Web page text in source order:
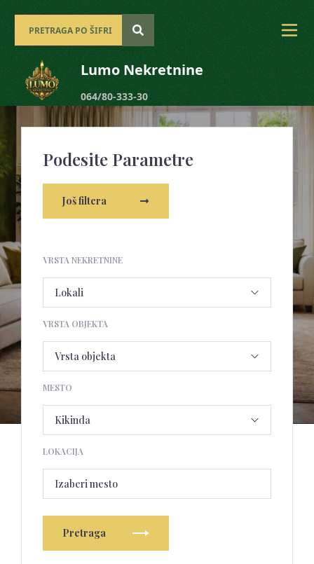
Lumo Nekretnine
064/80-333-30
Podesite Parametre
Još filtera
VRSTA NEKRETNINE
VRSTA OBJEKTA
MESTO
LOKACIJA
Izaberi mesto
Pretraga